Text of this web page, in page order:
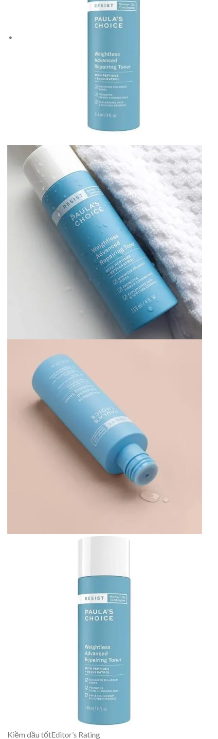
Kiềm dầu tốtEditor’s Rating